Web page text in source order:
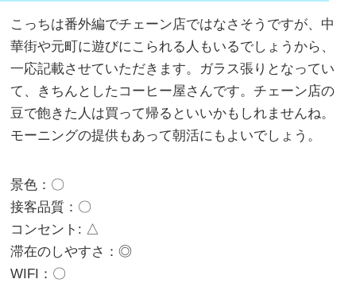
こっちは番外編でチェーン店ではなさそうですが、中
華街や元町に遊びにこられる人もいるでしょうから、
一応記載させていただきます。ガラス張りとなってい
て、きちんとしたコーヒー屋さんです。チェーン店の
豆で飽きた人は買って帰るといいかもしれませんね。
モーニングの提供もあって朝活にもよいでしょう。
景色：〇
接客品質：〇
コンセント: △
滞在のしやすさ：◎
WIFI：〇